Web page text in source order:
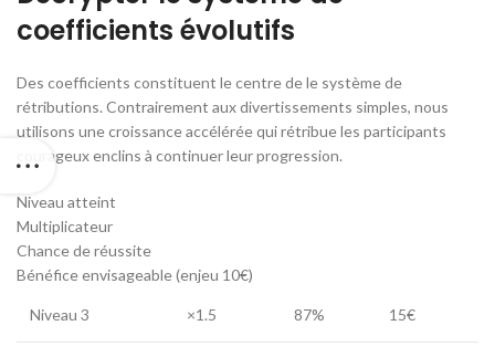
coefficients évolutifs
Des coefficients constituent le centre de le système de
rétributions. Contrairement aux divertissements simples, nous
utilisons une croissance accélérée qui rétribue les participants
courageux enclins à continuer leur progression.
Niveau atteint
Multiplicateur
Chance de réussite
Bénéfice envisageable (enjeu 10€)
Niveau 3 ×1.5 87% 15€